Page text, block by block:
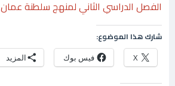
الفصل الدراسي الثاني لمنهج سلطنة عمان
شارك هذا الموضوع:
X فيس بوك المزيد